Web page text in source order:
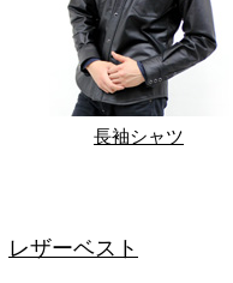
長袖シャツ
レザーベスト